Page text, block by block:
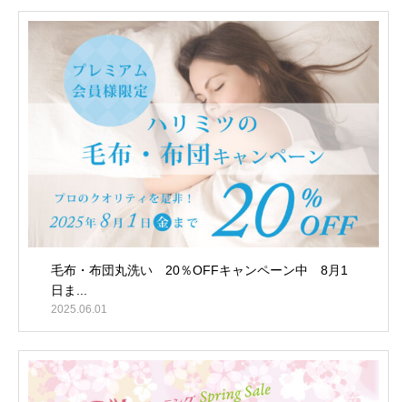
毛布・布団丸洗い 20％OFFキャンペーン中 8月1
日ま...
2025.06.01